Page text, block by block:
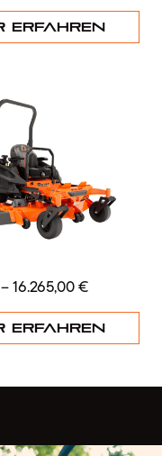
erfahren
–16.265,00€
erfahren